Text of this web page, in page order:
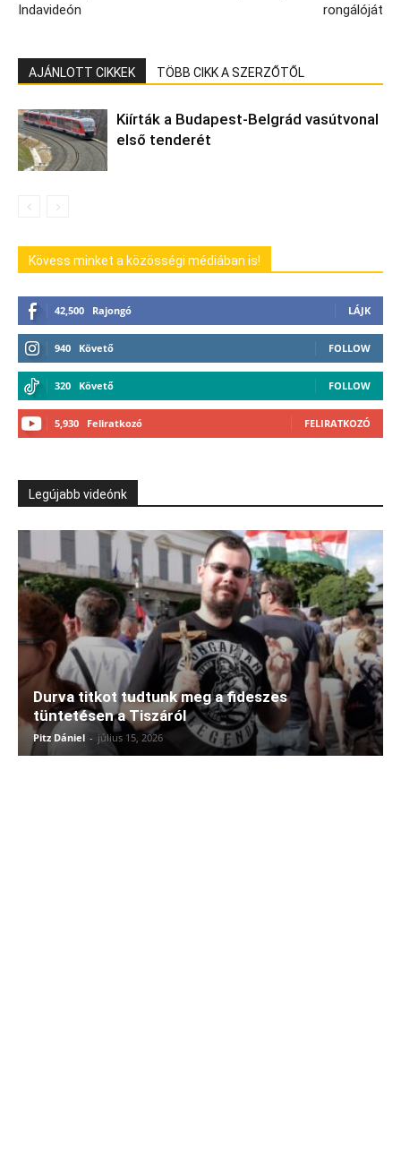
Indavideón
rongálóját
AJÁNLOTT CIKKEK TÖBB CIKK A SZERZŐTŐL
Kiírták a Budapest-Belgrád vasútvonal
első tenderét
Kövess minket a közösségi médiában is!
42,500 Rajongó LÁJK
940 Követő FOLLOW
320 Követő FOLLOW
5,930 Feliratkozó FELIRATKOZÓ
Legújabb videónk
Durva titkot tudtunk meg a fideszes
tüntetésen a Tiszáról
Pitz Dániel - július 15, 2026